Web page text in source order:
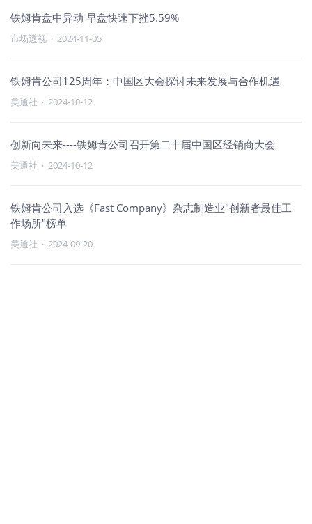
铁姆肯盘中异动 早盘快速下挫5.59%
市场透视 · 2024-11-05
铁姆肯公司125周年：中国区大会探讨未来发展与合作机遇
美通社 · 2024-10-12
创新向未来----铁姆肯公司召开第二十届中国区经销商大会
美通社 · 2024-10-12
铁姆肯公司入选《Fast Company》杂志制造业"创新者最佳工
作场所"榜单
美通社 · 2024-09-20